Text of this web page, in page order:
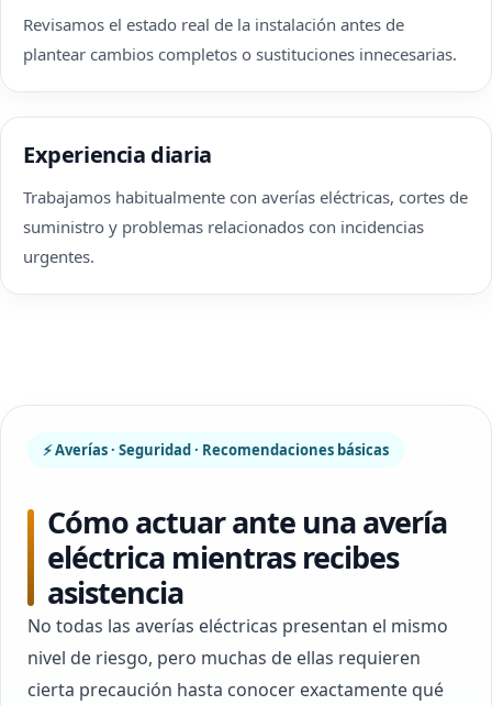
Revisamos el estado real de la instalación antes de
plantear cambios completos o sustituciones innecesarias.
Experiencia diaria
Trabajamos habitualmente con averías eléctricas, cortes de
suministro y problemas relacionados con incidencias
urgentes.
⚡ Averías · Seguridad · Recomendaciones básicas
Cómo actuar ante una avería
eléctrica mientras recibes
asistencia
No todas las averías eléctricas presentan el mismo
nivel de riesgo, pero muchas de ellas requieren
cierta precaución hasta conocer exactamente qué